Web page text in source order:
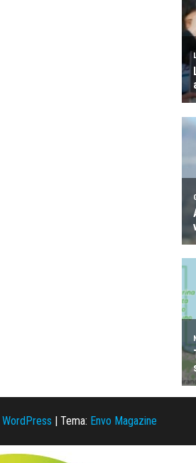
WordPress | Tema: Envo Magazine